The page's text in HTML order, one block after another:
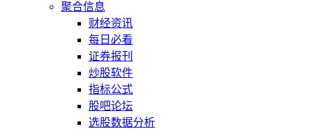
聚合信息
财经资讯
每日必看
证券报刊
炒股软件
指标公式
股吧论坛
选股数据分析